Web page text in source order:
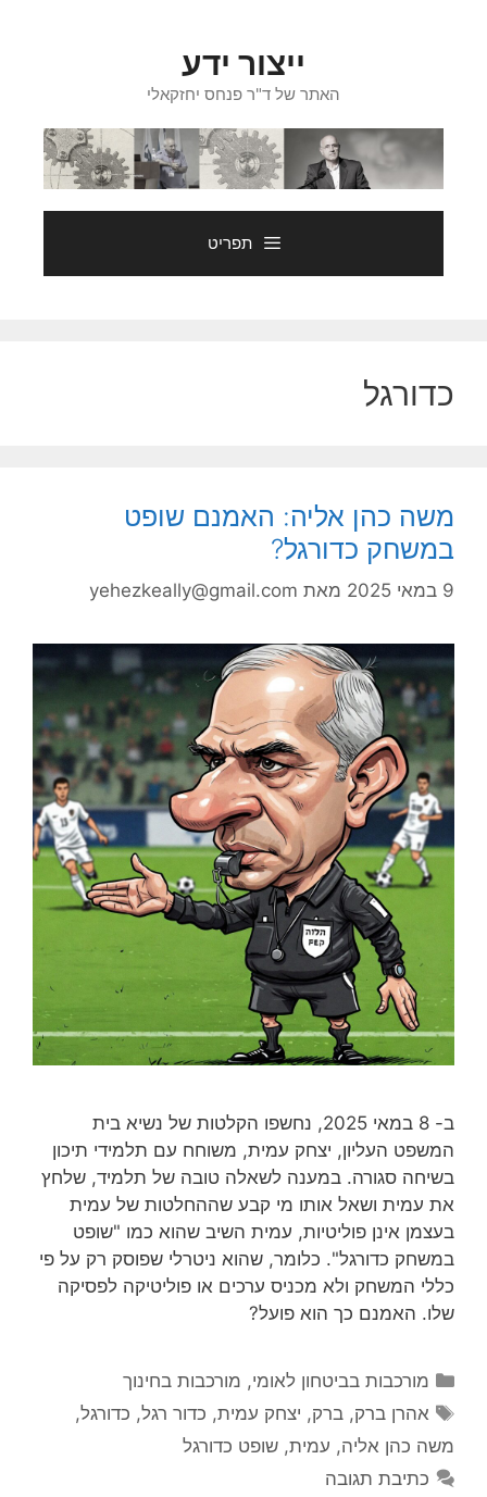
ייצור ידע
האתר של ד"ר פנחס יחזקאלי
תפריט
כדורגל
משה כהן אליה: האמנם שופט
במשחק כדורגל?
9 במאי 2025 מאת yehezkeally@gmail.com
ב- 8 במאי 2025, נחשפו הקלטות של נשיא בית
המשפט העליון, יצחק עמית, משוחח עם תלמידי תיכון
בשיחה סגורה. במענה לשאלה טובה של תלמיד, שלחץ
את עמית ושאל אותו מי קבע שההחלטות של עמית
בעצמן אינן פוליטיות, עמית השיב שהוא כמו "שופט
במשחק כדורגל". כלומר, שהוא ניטרלי שפוסק רק על פי
כללי המשחק ולא מכניס ערכים או פוליטיקה לפסיקה
שלו. האמנם כך הוא פועל?
קטגוריות
מורכבות בביטחון לאומי, מורכבות בחינוך
תגיות
אהרן ברק,ברק, יצחק עמית, כדור רגל, כדורגל,
משה כהן אליה, עמית, שופט כדורגל
כתיבת תגובה